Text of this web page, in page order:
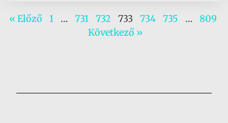
« Előző 1 … 731 732 733 734 735 …
809
Következő »